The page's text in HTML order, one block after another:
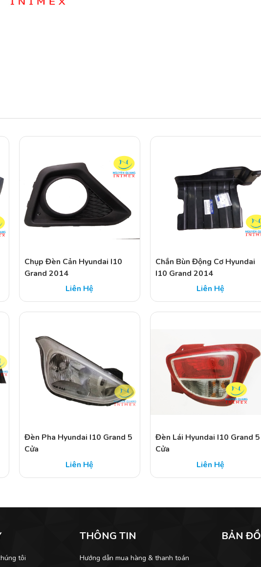
Chụp Đèn Cản Hyundai I10
Grand 2014
Liên Hệ
Chắn Bùn Động Cơ Hyundai
I10 Grand 2014
Liên Hệ
Đèn Pha Hyundai I10 Grand 5
Cửa
Liên Hệ
Đèn Lái Hyundai I10 Grand 5
Cửa
Liên Hệ
tôi
THÔNG TIN
Hướng dẫn mua hàng & thanh toán
BẢN ĐỒ